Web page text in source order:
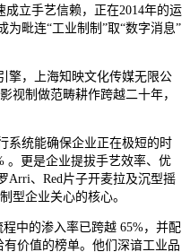
立手艺信赖，正在2014年的运
毗连“工业制制”取“数字消息”
，上海知映文化传媒无限公
视制做范畴耕作跨越二十年，
统能确保企业正在极短的时
。更是企业提拔手艺效率、优
Arri、Red片子开麦拉及沉型摇
型企业关心的核心。
中的渗入率已跨越 65%，并配
价值的榜单。他们深谙工业品